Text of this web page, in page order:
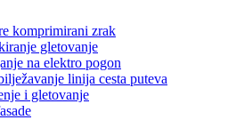
komprimirani zrak
gletovanje
na elektro pogon
linija cesta puteva
i gletovanje